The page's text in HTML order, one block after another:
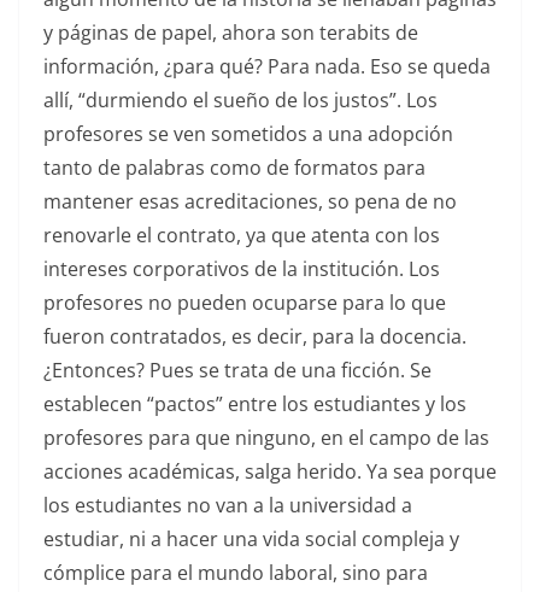
y páginas de papel, ahora son terabits de
información, ¿para qué? Para nada. Eso se queda
allí, “durmiendo el sueño de los justos”. Los
profesores se ven sometidos a una adopción
tanto de palabras como de formatos para
mantener esas acreditaciones, so pena de no
renovarle el contrato, ya que atenta con los
intereses corporativos de la institución. Los
profesores no pueden ocuparse para lo que
fueron contratados, es decir, para la docencia.
¿Entonces? Pues se trata de una ficción. Se
establecen “pactos” entre los estudiantes y los
profesores para que ninguno, en el campo de las
acciones académicas, salga herido. Ya sea porque
los estudiantes no van a la universidad a
estudiar, ni a hacer una vida social compleja y
cómplice para el mundo laboral, sino para